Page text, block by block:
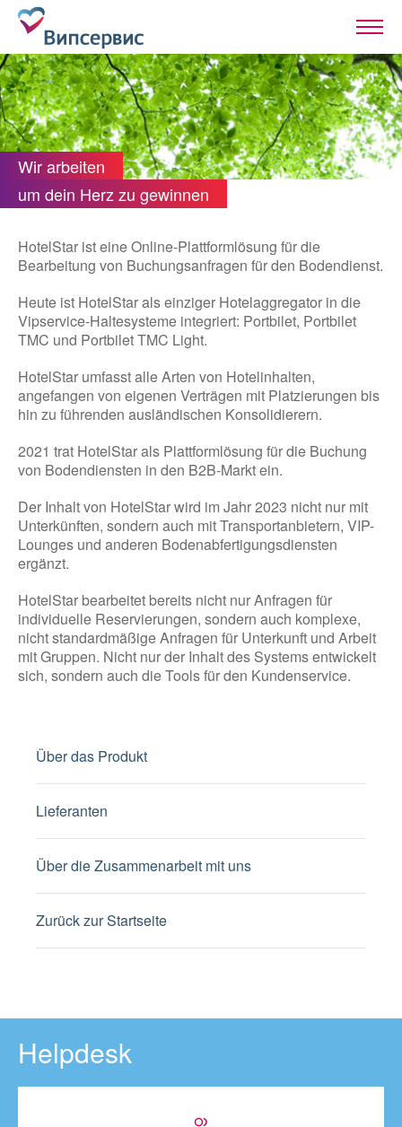
Wir arbeiten
um dein Herz zu gewinnen
HotelStar ist eine Online-Plattformlösung für die
Bearbeitung von Buchungsanfragen für den Bodendienst.
Heute ist HotelStar als einziger Hotelaggregator in die
Vipservice-Haltesysteme integriert: Portbilet, Portbilet
TMC und Portbilet TMC Light.
HotelStar umfasst alle Arten von Hotelinhalten,
angefangen von eigenen Verträgen mit Platzierungen bis
hin zu führenden ausländischen Konsolidierern.
2021 trat HotelStar als Plattformlösung für die Buchung
von Bodendiensten in den B2B-Markt ein.
Der Inhalt von HotelStar wird im Jahr 2023 nicht nur mit
Unterkünften, sondern auch mit Transportanbietern, VIP-
Lounges und anderen Bodenabfertigungsdiensten
ergänzt.
HotelStar bearbeitet bereits nicht nur Anfragen für
individuelle Reservierungen, sondern auch komplexe,
nicht standardmäßige Anfragen für Unterkunft und Arbeit
mit Gruppen. Nicht nur der Inhalt des Systems entwickelt
sich, sondern auch die Tools für den Kundenservice.
Über das Produkt
Lieferanten
Über die Zusammenarbeit mit uns
Zurück zur Startseite
Helpdesk